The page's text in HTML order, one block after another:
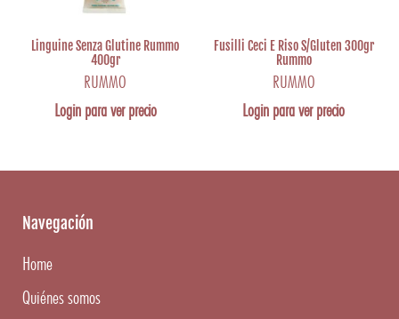
Linguine Senza Glutine Rummo
400gr
RUMMO
Login para ver precio
Fusilli Ceci E Riso S/Gluten 300gr
Rummo
RUMMO
Login para ver precio
Navegación
Home
Quiénes somos